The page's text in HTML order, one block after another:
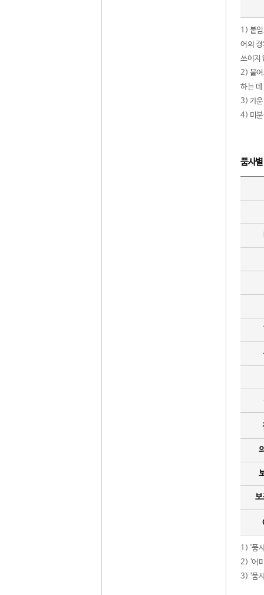
1) 붙
어의
쓰이지
2) 붙여
하는
3) 가운
4) 미분
품사
보
1) '품
2) ‘어
3) ‘품